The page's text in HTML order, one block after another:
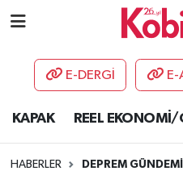
E-DERGİ E-
KAPAK REEL EKONOMİ/
HABERLER DEPREM GÜNDEMİ
AKADEMİ
DESTEK-TEŞVİK